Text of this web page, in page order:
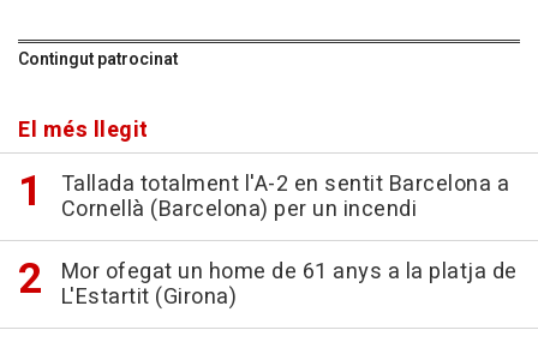
Contingut patrocinat
El més llegit
Tallada totalment l'A-2 en sentit Barcelona a
Cornellà (Barcelona) per un incendi
Mor ofegat un home de 61 anys a la platja de
L'Estartit (Girona)